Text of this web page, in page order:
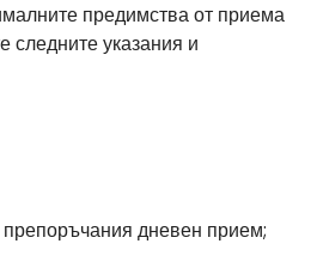
предимства от приема
следните указания и
дневен прием;